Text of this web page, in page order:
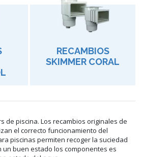
RECAMBIOS
SKIMMER CORAL
de piscina. Los recambios originales de
el correcto funcionamiento del
piscinas permiten recoger la suciedad
un buen estado los componentes es